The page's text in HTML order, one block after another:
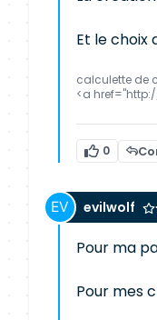
Et le choix
calculette de
<a
0
evilwolf
Pour ma
Pour mes